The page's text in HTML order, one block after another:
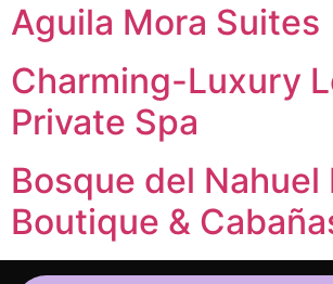
Aguila Mora Suites
Charming-Luxury
Private Spa
Bosque del Nahuel
Boutique &